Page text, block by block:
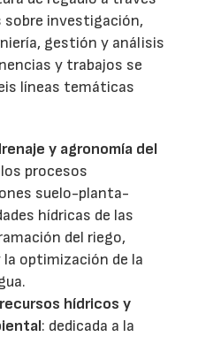
sobre investigación,
gestión y análisis
y trabajos se
líneas temáticas
y agronomía del
procesos
suelo-planta-
hídricas de las
del riego,
optimización de la
hídricos y
: dedicada a la